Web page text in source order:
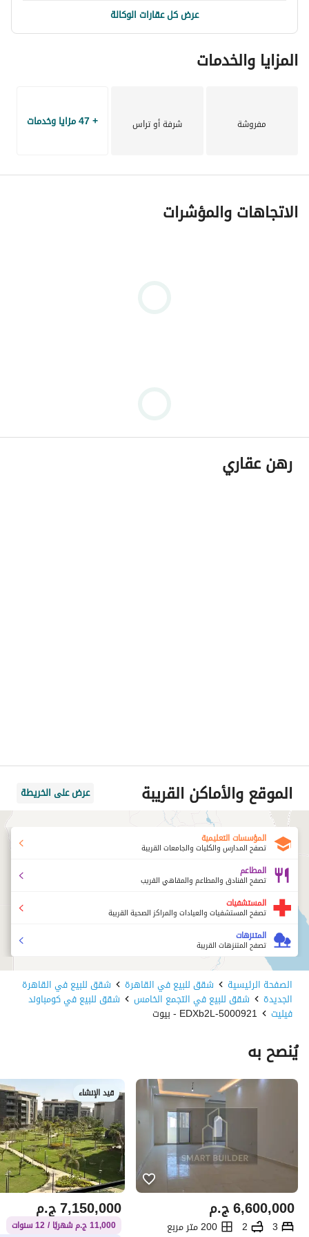
عرض معلومات الاتصالعرض كل عقارات الوكالة
المزايا والخدمات
مفروشة شرفة أو تراس + 47 مزايا وخدمات
الاتجاهات والمؤشرات
رهن عقاري
الموقع والأماكن القريبة عرض على الخريطة
المؤسسات التعليمية
تصفح المدارس والكليات والجامعات القريبة
المطاعم
تصفح الفنادق والمطاعم والمقاهي القريب
المستشفيات
تصفح المستشفيات والعيادات والمراكز الصحية القريبة
المتنزهات
تصفح المتنزهات القريبة
الصفحة الرئيسية شقق للبيع في القاهرة شقق للبيع في القاهرة
الجديدة شقق للبيع في التجمع الخامس شقق للبيع في كومباوند
فيليت 5000921-EDXb2L - بيوت
يُنصح به
ج.م6,600,000
3
2
200 متر مربع
قيد الإنشاء
ج.م7,150,000
11,000 ج.م شهريًا / 12 سنوات